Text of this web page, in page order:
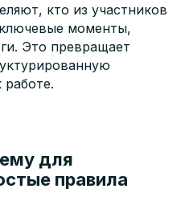
кто из участников
моменты,
Это превращает
для
правила